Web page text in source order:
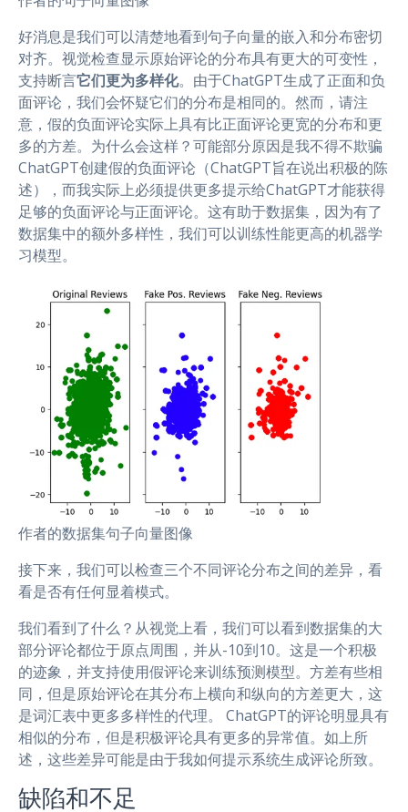
好消息是我们可以清楚地看到句子向量的嵌入和分布密切
对齐。视觉检查显示原始评论的分布具有更大的可变性，
支持断言它们更为多样化。由于ChatGPT生成了正面和负
面评论，我们会怀疑它们的分布是相同的。然而，请注
意，假的负面评论实际上具有比正面评论更宽的分布和更
多的方差。为什么会这样？可能部分原因是我不得不欺骗
ChatGPT创建假的负面评论（ChatGPT旨在说出积极的陈
述），而我实际上必须提供更多提示给ChatGPT才能获得
足够的负面评论与正面评论。这有助于数据集，因为有了
数据集中的额外多样性，我们可以训练性能更高的机器学
习模型。
作者的数据集句子向量图像
接下来，我们可以检查三个不同评论分布之间的差异，看
看是否有任何显着模式。
我们看到了什么？从视觉上看，我们可以看到数据集的大
部分评论都位于原点周围，并从-10到10。这是一个积极
的迹象，并支持使用假评论来训练预测模型。方差有些相
同，但是原始评论在其分布上横向和纵向的方差更大，这
是词汇表中更多多样性的代理。 ChatGPT的评论明显具有
相似的分布，但是积极评论具有更多的异常值。如上所
述，这些差异可能是由于我如何提示系统生成评论所致。
缺陷和不足